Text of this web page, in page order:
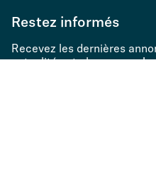
Restez informés
Recevez les dernières
actualités et plus encore !